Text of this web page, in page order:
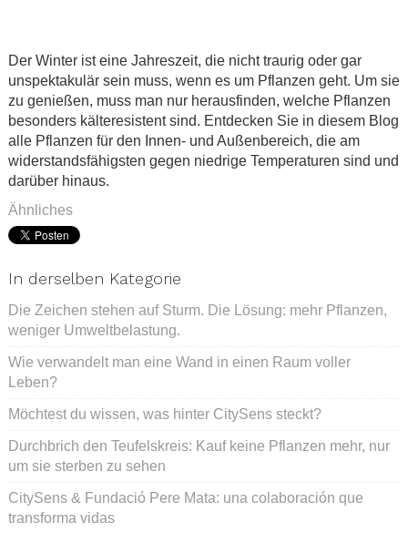
Der Winter ist eine Jahreszeit, die nicht traurig oder gar
unspektakulär sein muss, wenn es um Pflanzen geht. Um sie
zu genießen, muss man nur herausfinden, welche Pflanzen
besonders kälteresistent sind. Entdecken Sie in diesem Blog
alle Pflanzen für den Innen- und Außenbereich, die am
widerstandsfähigsten gegen niedrige Temperaturen sind und
darüber hinaus.
Ähnliches
In derselben Kategorie
Die Zeichen stehen auf Sturm. Die Lösung: mehr Pflanzen,
weniger Umweltbelastung.
Wie verwandelt man eine Wand in einen Raum voller
Leben?
Möchtest du wissen, was hinter CitySens steckt?
Durchbrich den Teufelskreis: Kauf keine Pflanzen mehr, nur
um sie sterben zu sehen
CitySens & Fundació Pere Mata: una colaboración que
transforma vidas